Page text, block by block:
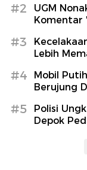
#2
UGM
Komentar
#3
Lebih
#4
Mobil
Berujung
#5
Polisi
Depok